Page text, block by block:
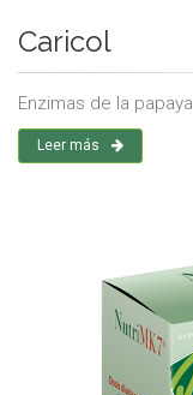
Caricol
Enzimas de la papaya
Leer más